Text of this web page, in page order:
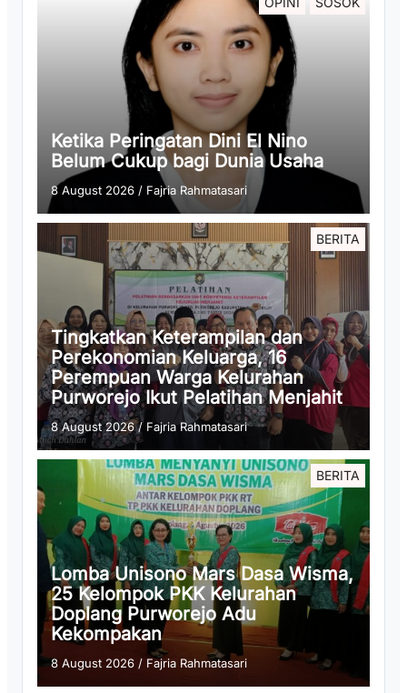
Ketika Peringatan Dini El Nino
Belum Cukup bagi Dunia Usaha
8 August 2026 / Fajria Rahmatasari
BERITA
Tingkatkan Keterampilan dan
Perekonomian Keluarga, 16
Perempuan Warga Kelurahan
Purworejo Ikut Pelatihan Menjahit
8 August 2026/ Fajria Rahmatasari
BERITA
Lomba Unisono Mars Dasa Wisma,
25 Kelompok PKK Kelurahan
Doplang Purworejo Adu
Kekompakan
8 August 2026 / Fajria Rahmatasari